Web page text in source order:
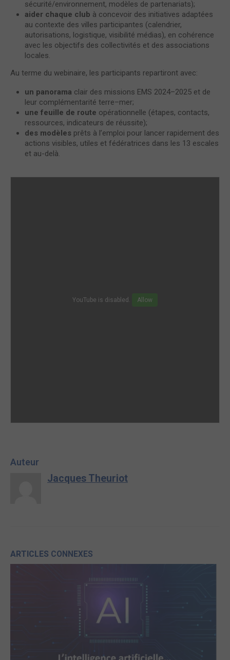
sécurité/environnement, modèles de partenariats);
aider chaque club à concevoir des initiatives adaptées
au contexte des villes participantes (calendrier,
autorisations, logistique, visibilité médias), en cohérence
avec les objectifs des collectivités et des associations
locales.
Au terme du webinaire, les participants repartiront avec:
un panorama clair des missions EMS 2024–2025 et de
leur complémentarité terre–mer;
une feuille de route opérationnelle (étapes, contacts,
ressources, indicateurs de réussite);
des modèles prêts à l’emploi pour lancer rapidement des
actions visibles, utiles et fédératrices dans les 13 escales
et au-delà.
YouTube is disabled. Allow
Auteur
Jacques Theuriot
ARTICLES CONNEXES